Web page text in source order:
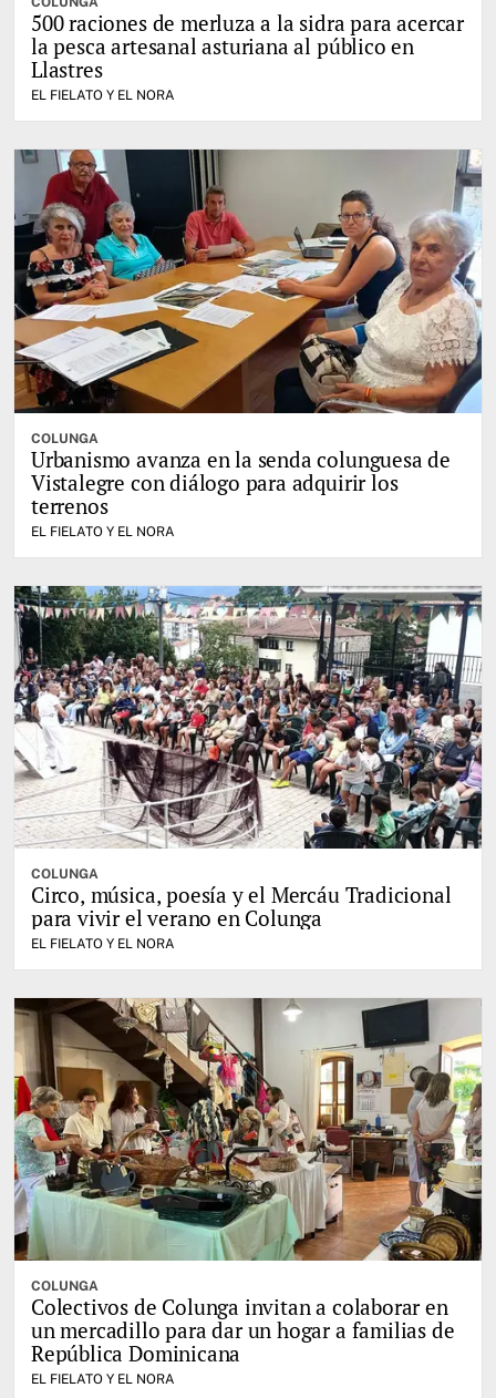
500 raciones de merluza a la sidra para acercar
la pesca artesanal asturiana al público en
Llastres
EL FIELATO Y EL NORA
COLUNGA
Urbanismo avanza en la senda colunguesa de
Vistalegre con diálogo para adquirir los
terrenos
EL FIELATO Y EL NORA
COLUNGA
Circo, música, poesía y el Mercáu Tradicional
para vivir el verano en Colunga
EL FIELATO Y EL NORA
COLUNGA
Colectivos de Colunga invitan a colaborar en
un mercadillo para dar un hogar a familias de
República Dominicana
EL FIELATO Y EL NORA